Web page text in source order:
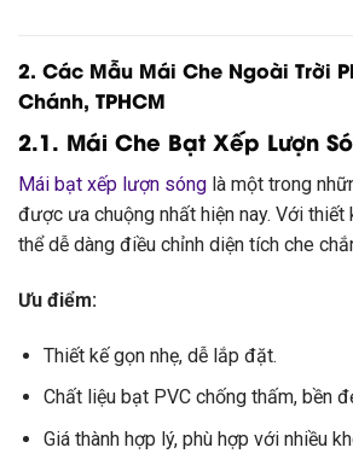
2. Các Mẫu Mái Che Ngoài Trời
Chánh, TPHCM
2.1. Mái Che Bạt Xếp Lượn
Mái bạt xếp lượn sóng là một trong
được ưa chuộng nhất hiện nay. Với thiết
thể dễ dàng điều chỉnh diện tích che
Ưu điểm:
Thiết kế gọn nhẹ, dễ lắp đặt.
Chất liệu bạt PVC chống thấm, bền
Giá thành hợp lý, phù hợp với nhiều